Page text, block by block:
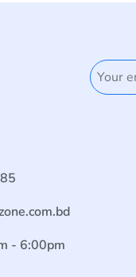
- 6:00pm